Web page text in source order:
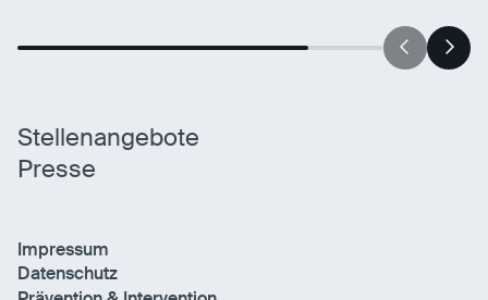
Stellenangebote
Presse
Impressum
Datenschutz